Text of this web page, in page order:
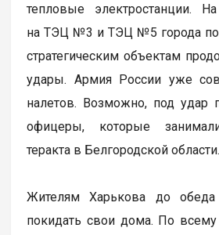
тепловые электростанции.
на ТЭЦ №3 и ТЭЦ №5 города
стратегическим объектам
удары. Армия России уже
налетов. Возможно, под удар
офицеры, которые
теракта в Белгородской области.
Жителям Харькова до
покидать свои дома. По всему